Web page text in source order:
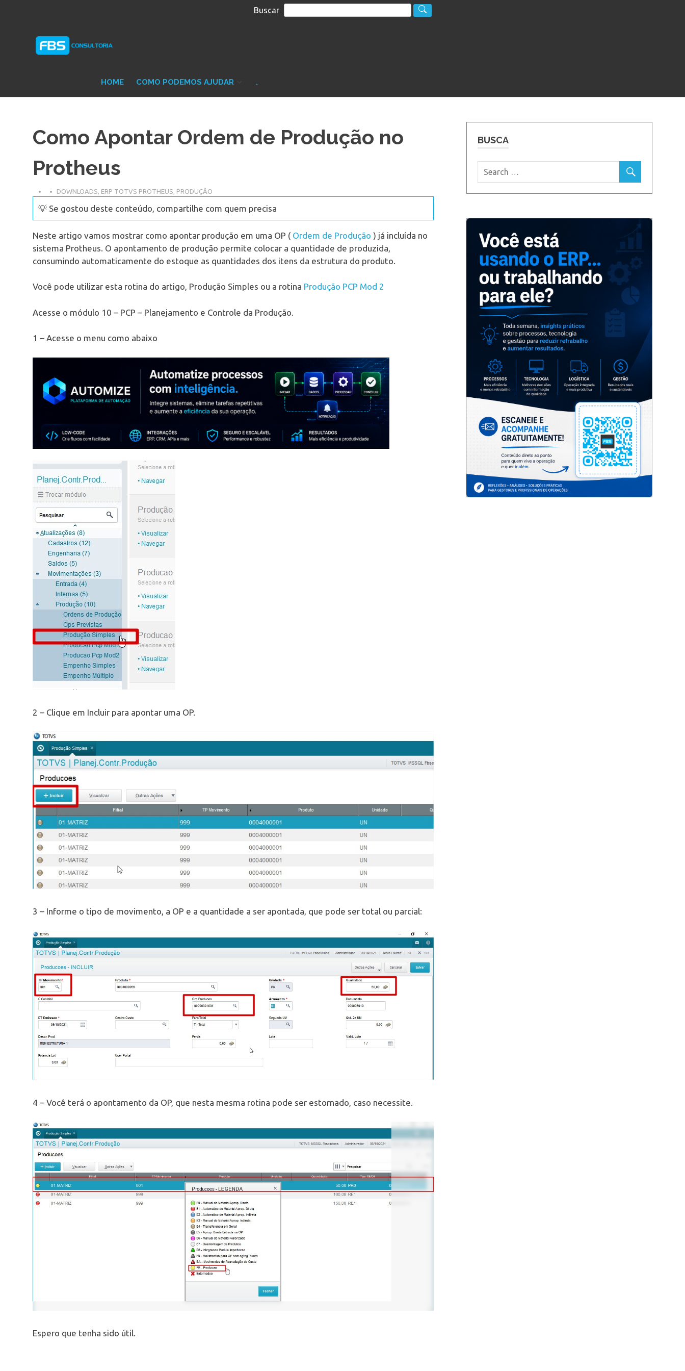
Buscar
Protheus
TOTVS
HOME COMO PODEMOS AJUDAR .
Como Apontar Ordem de Produção no
Protheus
DOWNLOADS ERP TOTVS PROTHEUS PRODUÇÃO
💡 Se gostou deste conteúdo, compartilhe com quem precisa
Neste artigo vamos mostrar como apontar produção em uma OP ( Ordem de Produção ) já incluída no
sistema Protheus. O apontamento de produção permite colocar a quantidade de produzida,
consumindo automaticamente do estoque as quantidades dos itens da estrutura do produto.
Você pode utilizar esta rotina do artigo, Produção Simples ou a rotina Produção PCP Mod 2
Acesse o módulo 10 – PCP – Planejamento e Controle da Produção.
1 – Acesse o menu como abaixo
2 – Clique em Incluir para apontar uma OP.
3 – Informe o tipo de movimento, a OP e a quantidade a ser apontada, que pode ser total ou parcial:
4 – Você terá o apontamento da OP, que nesta mesma rotina pode ser estornado, caso necessite.
Espero que tenha sido útil.
BUSCA